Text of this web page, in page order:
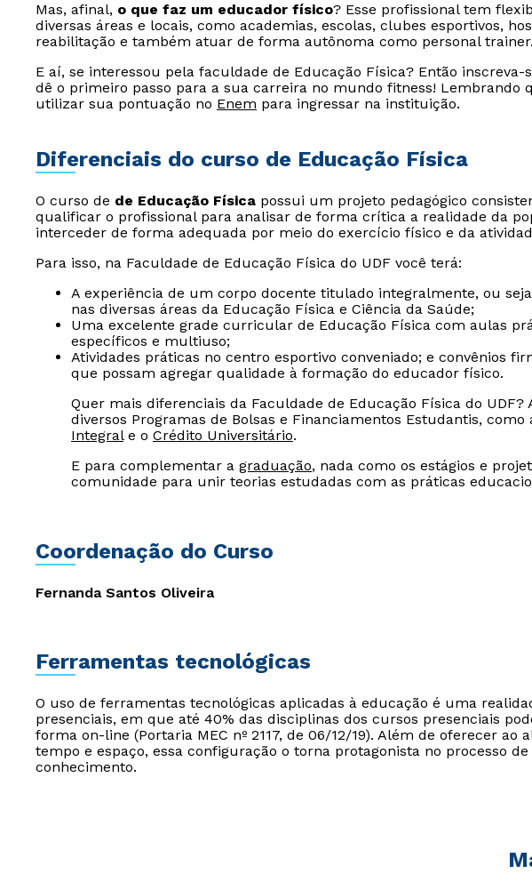
Mas, afinal, o que faz um educador físico? Esse profissional tem
diversas áreas e locais, como academias, escolas, clubes esportivos,
reabilitação e também atuar de forma autônoma como personal trainer.
E aí, se interessou pela faculdade de Educação Física? Então inscreva-
dê o primeiro passo para a sua carreira no mundo fitness! Lembrando
utilizar sua pontuação no Enem para ingressar na instituição.
Diferenciais do curso de Educação Física
O curso de de Educação Física possui um projeto pedagógico
qualificar o profissional para analisar de forma crítica a realidade da
interceder de forma adequada por meio do exercício físico e da
Para isso, na Faculdade de Educação Física do UDF você terá:
A experiência de um corpo docente titulado integralmente, ou
nas diversas áreas da Educação Física e Ciência da Saúde;
Uma excelente grade curricular de Educação Física com aulas
específicos e multiuso;
Atividades práticas no centro esportivo conveniado; e convênios
que possam agregar qualidade à formação do educador físico.
Quer mais diferenciais da Faculdade de Educação Física do UDF?
diversos Programas de Bolsas e Financiamentos Estudantis, como
Integrale o Crédito Universitário.
E para complementar a graduação, nada como os estágios e
comunidade para unir teorias estudadas com as práticas
Coordenação do Curso
Fernanda Santos Oliveira
Ferramentas tecnológicas
O uso de ferramentas tecnológicas aplicadas à educação é uma
presenciais, em que até 40% das disciplinas dos cursos presenciais
forma on-line (Portaria MEC nº 2117, de 06/12/19). Além de oferecer ao
tempo e espaço, essa configuração o torna protagonista no processo
conhecimento.